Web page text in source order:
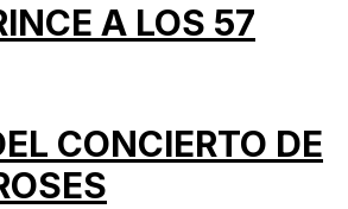
A LOS 57
CONCIERTO DE